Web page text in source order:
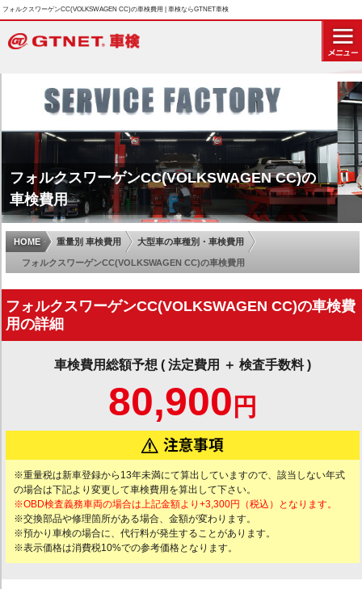
フォルクスワーゲンCC(VOLKSWAGEN CC)の車検費用 | 車検ならGTNET車検
フォルクスワーゲンCC(VOLKSWAGEN CC)の
車検費用
HOME 重量別 車検費用 大型車の車種別・車検費用
フォルクスワーゲンCC(VOLKSWAGEN CC)の車検費用
フォルクスワーゲンCC(VOLKSWAGEN CC)の車検費
用の詳細
車検費用総額予想 ( 法定費用 ＋ 検査手数料 )
80,900 円
※重量税は新車登録から13年未満にて算出していますので、該当しない年式
の場合は下記より変更して車検費用を算出して下さい。
※OBD検査義務車両の場合は上記金額より+3,300円（税込）となります。
※交換部品や修理箇所がある場合、金額が変わります。
※預かり車検の場合に、代行料が発生することがあります。
※表示価格は消費税10%での参考価格となります。